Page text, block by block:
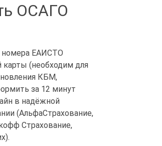
ОСАГО
номера ЕАИСТО
карты (необходим для
КБМ,
за 12 минут
в надёжной
(АльфаСтрахование,
Страхование,